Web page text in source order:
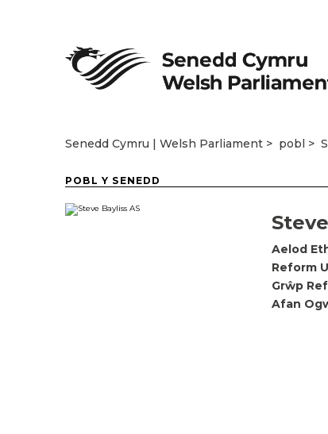
Senedd Cymru | Welsh Parliament pobl
POBL Y SENEDD
Aelod
Reform
Grŵp
Afan